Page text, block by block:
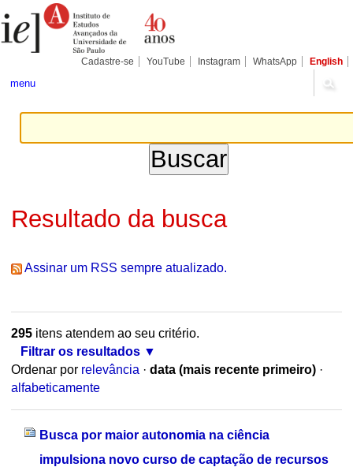
para
conteúdo.
Pessoais
Cadastre-se YouTube Instagram WhatsApp English
menu
Resultado da busca
Assinar um RSS sempre atualizado.
295itens atendem ao seu critério.
Filtrar os resultados
Ordenar por relevância · data (mais recente primeiro) ·
alfabeticamente
Busca por maior autonomia na ciência
impulsiona novo curso de captação de recursos